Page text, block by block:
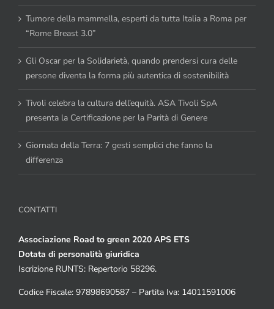
Tumore della mammella, esperti da tutta Italia a Roma per
“Rome Breast 3.0”
Gli Oscar per la Solidarietà, quando prendersi cura delle
persone diventa la forma più autentica di sostenibilità
Tivoli celebra la cultura dell’equità. ASA Tivoli SpA
presenta la Certificazione per la Parità di Genere
Giornata della Terra: 7 gesti semplici che fanno la
differenza
CONTATTI
Associazione Road to green 2020 APS ETS
Dotata di personalità giuridica
Iscrizione RUNTS: Repertorio 58296.
Codice Fiscale: 97898690587 – Partita Iva: 14011591006